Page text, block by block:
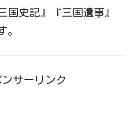
国史記』『三国遺事』
。
ンサーリンク